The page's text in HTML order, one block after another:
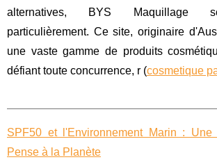
alternatives, BYS Maquillage
particulièrement. Ce site, originaire
une vaste gamme de produits
défiant toute concurrence, r (cosmetique
SPF50 et l'Environnement Marin : Une
Pense à la Planète